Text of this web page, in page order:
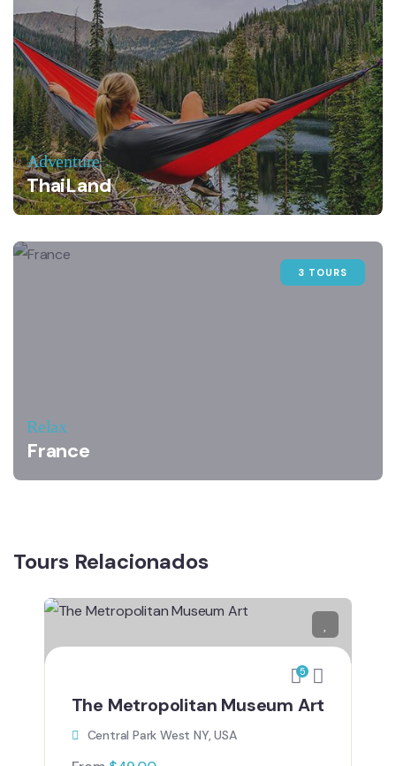
Adventure
ThaiLand
3 TOURS
Relax
France
Tours Relacionados
5
The Metropolitan Museum Art
Central Park West NY, USA